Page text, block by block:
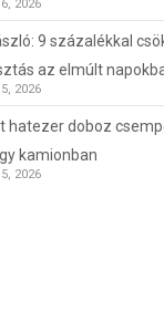
2026
9 százalékkal
az elmúlt
2026
hatezer doboz
kamionban
2026